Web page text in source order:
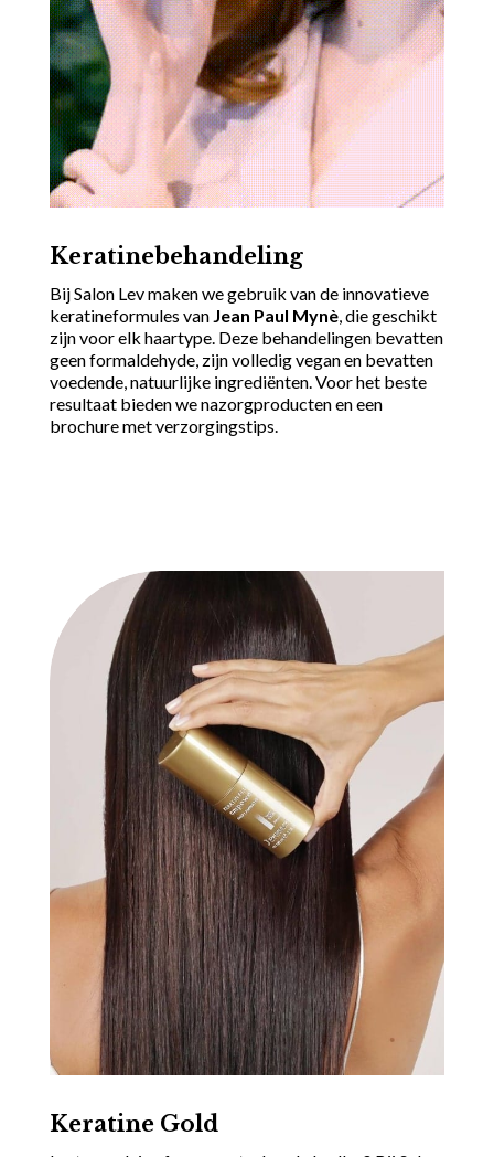
Keratinebehandeling
Bij Salon Lev maken we gebruik van de innovatieve
keratineformules van Jean Paul Mynè, die geschikt
zijn voor elk haartype. Deze behandelingen bevatten
geen formaldehyde, zijn volledig vegan en bevatten
voedende, natuurlijke ingrediënten. Voor het beste
resultaat bieden we nazorgproducten en een
brochure met verzorgingstips.
Keratine Gold